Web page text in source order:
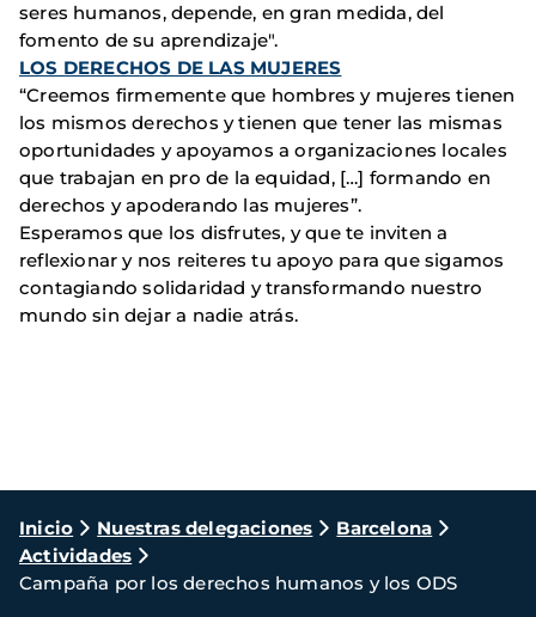
seres humanos, depende, en gran medida, del
fomento de su aprendizaje".
LOS DERECHOS DE LAS MUJERES
“Creemos firmemente que hombres y mujeres tienen
los mismos derechos y tienen que tener las mismas
oportunidades y apoyamos a organizaciones locales
que trabajan en pro de la equidad, […] formando en
derechos y apoderando las mujeres”.
Esperamos que los disfrutes, y que te inviten a
reflexionar y nos reiteres tu apoyo para que sigamos
contagiando solidaridad y transformando nuestro
mundo sin dejar a nadie atrás.
Ruta
de
navegación
Inicio Nuestras delegaciones
Barcelona
Actividades
Campaña por los derechos humanos y los ODS